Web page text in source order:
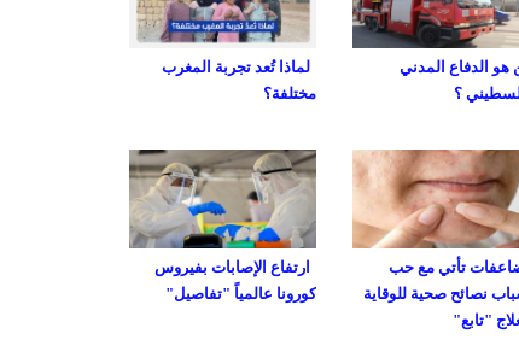
لماذا تُعد تجربة المغرب
مختلفة؟
هو الدفاع المدني
؟
ارتفاع الإصابات بفيروس
كورونا عالمياً "تفاصيل"
تأتي مع حب
نصائح صحية للوقاية
"تابع"